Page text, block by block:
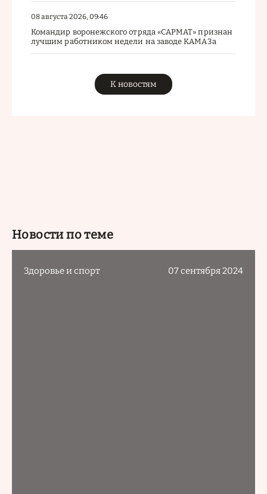
08 августа 2026, 09:46
Командир воронежского отряда «САРМАТ» признан
лучшим работником недели на заводе КАМАЗа
К новостям
Новости по теме
Здоровье и спорт 07 сентября 2024